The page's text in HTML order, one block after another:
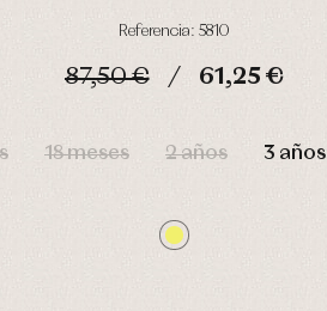
Referencia: 5810
87,50 € 61,25 €
18 meses 2 años 3 años